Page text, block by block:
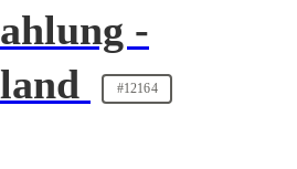
-
#12164